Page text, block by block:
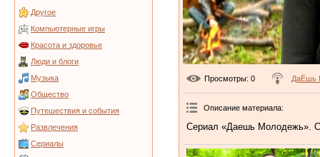
Другое
Компьютерные игры
Красота и здоровье
Люди и блоги
Музыка
Общество
Путешествия и события
Развлечения
Сериалы
Просмотры: 0 ДаЁшь
Описание материала:
Сериал «Даешь Молодежь».